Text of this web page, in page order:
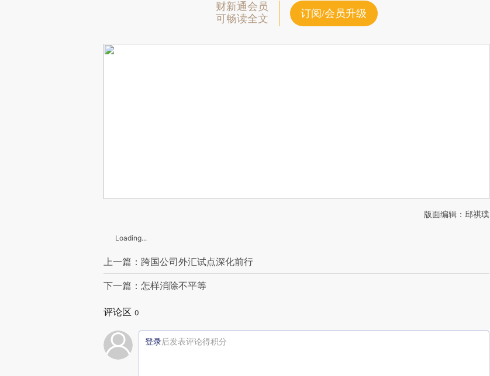
财新通会员
可畅读全文
订阅/会员升级
版面编辑：邱祺璞
Loading...
上一篇：跨国公司外汇试点深化前行
下一篇：怎样消除不平等
评论区 0
登录后发表评论得积分